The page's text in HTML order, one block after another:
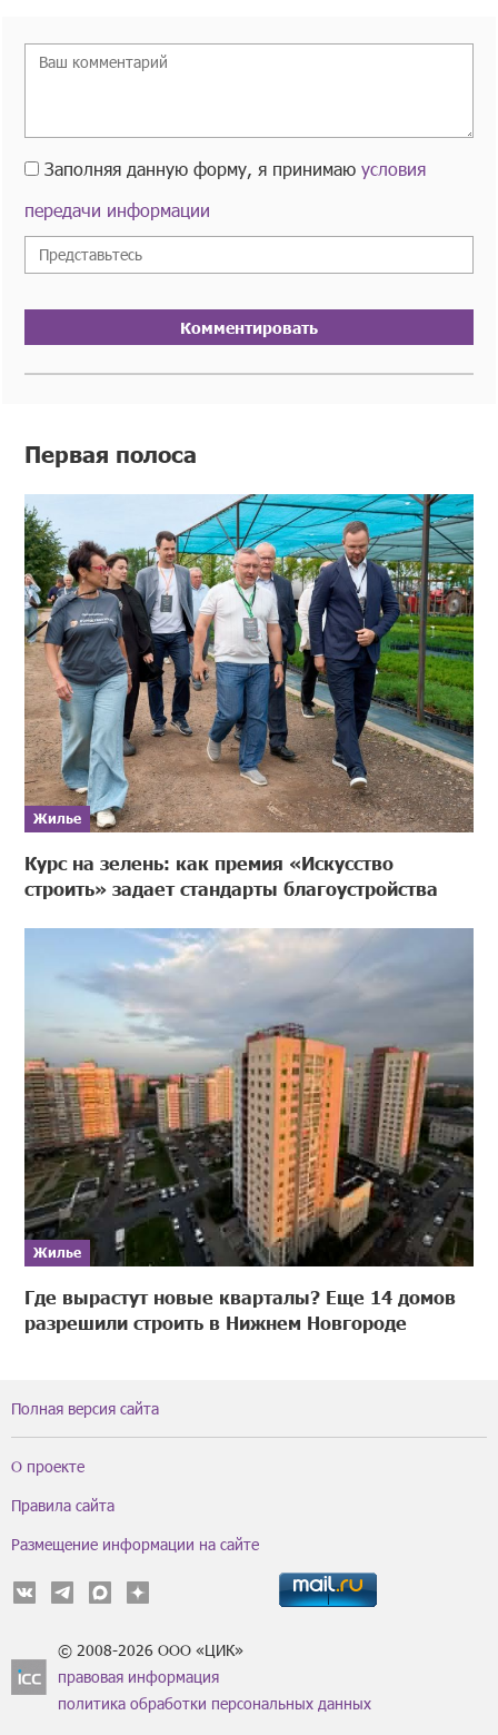
Заполняя данную форму, я принимаюусловия
передачи информации
Комментировать
Первая полоса
Жилье
Курс на зелень: как премия «Искусство
строить» задает стандарты благоустройства
Жилье
Где вырастут новые кварталы? Еще 14 домов
разрешили строить в Нижнем Новгороде
Полная версия сайта
О проекте
Правила сайта
Размещение информации на сайте
© 2008-2026 ООО «ЦИК»
правовая информация
политика обработки персональных данных